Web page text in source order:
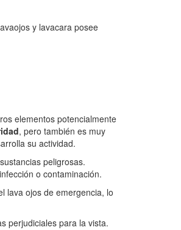
y lavacara posee
elementos potencialmente
, pero también es muy
su actividad.
peligrosas.
o contaminación.
lava ojos de emergencia, lo
perjudiciales para la vista.